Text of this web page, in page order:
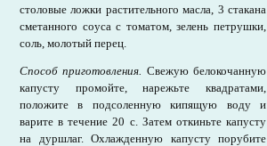
столовые ложки растительного масла, 3 стакана
сметанного соуса с томатом, зелень петрушки,
соль, молотый перец.
Способ приготовления. Свежую белокочанную
капусту промойте, нарежьте квадратами,
положите в подсоленную кипящую воду и
варите в течение 20 с. Затем откиньте капусту
на дуршлаг. Охлажденную капусту порубите